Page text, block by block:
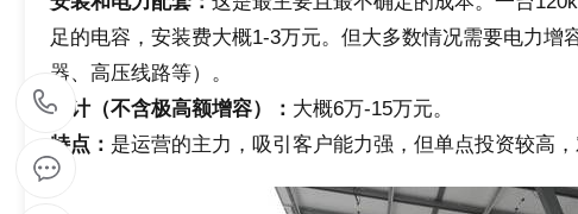
足的电容，安装费大概1-3万元。但大多数情况需要电力增
器、高压线路等）。
总计（不含极高额增容）： 大概6万-15万元。
特点： 是运营的主力，吸引客户能力强，但单点投资较高，
1